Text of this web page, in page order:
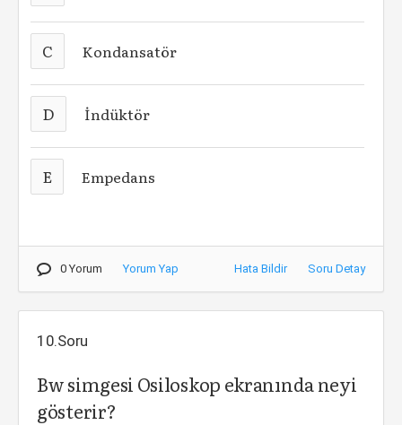
C Kondansatör
D İndüktör
E Empedans
0 Yorum Yorum Yap Hata Bildir Soru Detay
10.Soru
Bw simgesi Osiloskop ekranında neyi
gösterir?